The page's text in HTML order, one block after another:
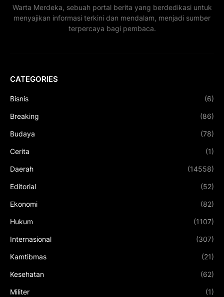
Warta Merdeka, sebuah portal berita yang berdedikasi untuk
menyajikan informasi terkini dan mendalam, menjadi sumber
terpercaya bagi pembaca.
CATEGORIES
Bisnis (6)
Breaking (86)
Budaya (78)
Cerita (1)
Daerah (14558)
Editorial (52)
Ekonomi (82)
Hukum (1107)
Internasional (307)
Kamtibmas (21)
Kesehatan (62)
Militer (1)